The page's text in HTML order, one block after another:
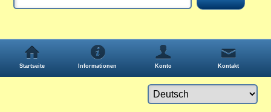
Startseite Informationen Konto Kontakt